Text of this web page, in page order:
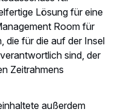
Lösung für eine
Room für
die für die auf der Insel
sind, der
Zeitrahmens
außerdem